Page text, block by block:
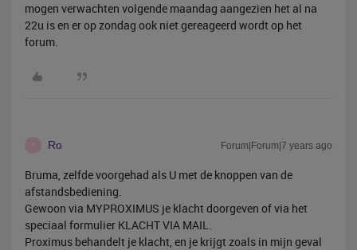
mogen verwachten volgende maandag aangezien het al na
22u is en er op zondag ook niet gereageerd wordt op het
forum.
Ro Forum|Forum|7 years ago
Bruma, zelfde voorgehad als U met de knoppen van de
afstandsbediening.
Gewoon via MYPROXIMUS je klacht doorgeven of via het
speciaal formulier KLACHT VIA MAIL.
Proximus behandelt je klacht, en je krijgt zoals in mijn geval